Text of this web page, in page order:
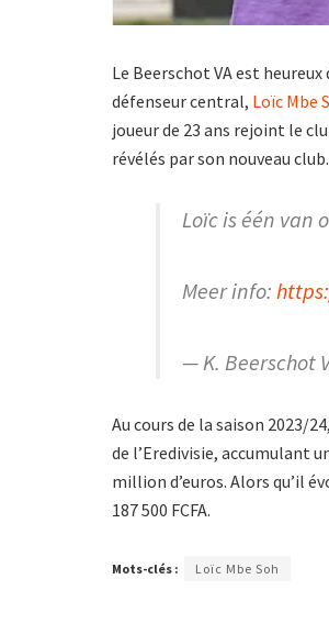
Le Beerschot VA est heureux
défenseur central, Loïc Mbe
joueur de 23 ans rejoint le
révélés par son nouveau club.
Loïc is één van
Meer info:
— K. Beerschot
Au cours de la saison 2023/
de l’Eredivisie, accumulant
million d’euros. Alors qu’il
187 500 FCFA.
Mots-clés : Loïc Mbe Soh